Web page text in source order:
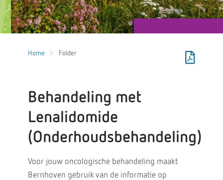
Home Folder
Behandeling met
Lenalidomide
(Onderhoudsbehandeling)
Voor jouw oncologische behandeling maakt
Bernhoven gebruik van de informatie op